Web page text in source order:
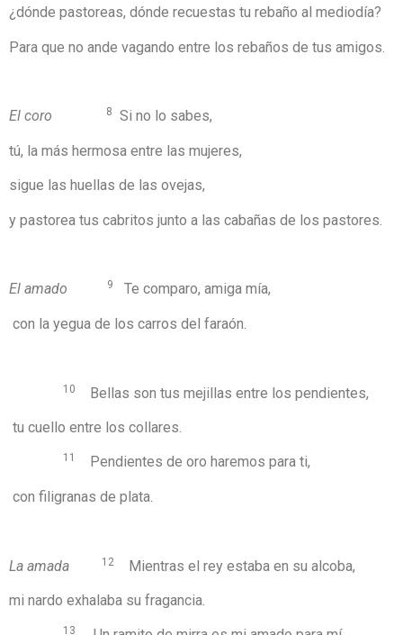
¿dónde pastoreas, dónde recuestas tu rebaño al mediodía?
Para que no ande vagando entre los rebaños de tus amigos.
El coro 8 Si no lo sabes,
tú, la más hermosa entre las mujeres,
sigue las huellas de las ovejas,
y pastorea tus cabritos junto a las cabañas de los pastores.
El amado 9 Te comparo, amiga mía,
con la yegua de los carros del faraón.
10 Bellas son tus mejillas entre los pendientes,
tu cuello entre los collares.
11 Pendientes de oro haremos para ti,
con filigranas de plata.
La amada 12 Mientras el rey estaba en su alcoba,
mi nardo exhalaba su fragancia.
13